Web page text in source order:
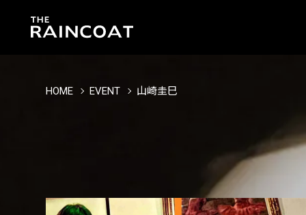
HOME EVENT 山崎圭巳